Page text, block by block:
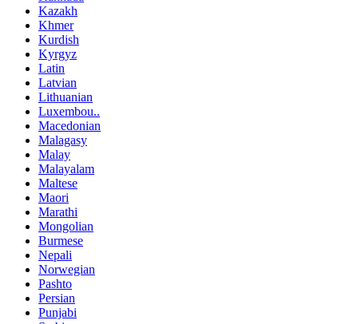
Kazakh
Khmer
Kurdish
Kyrgyz
Latin
Latvian
Lithuanian
Luxembou..
Macedonian
Malagasy
Malay
Malayalam
Maltese
Maori
Marathi
Mongolian
Burmese
Nepali
Norwegian
Pashto
Persian
Punjabi